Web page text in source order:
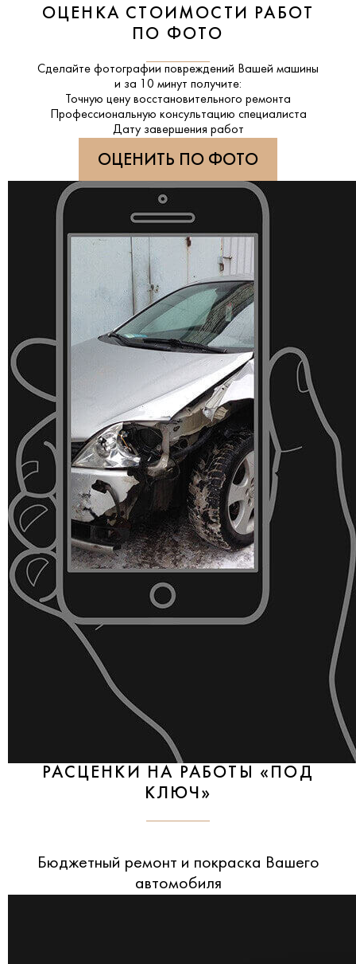
ОЦЕНКА СТОИМОСТИ РАБОТ
ПО ФОТО
Сделайте фотографии повреждений Вашей машины
и за 10 минут получите:
Точную цену восстановительного ремонта
Профессиональную консультацию специалиста
Дату завершения работ
ОЦЕНИТЬ ПО ФОТО
РАСЦЕНКИ НА РАБОТЫ «ПОД
КЛЮЧ»
Бюджетный ремонт и покраска Вашего
автомобиля